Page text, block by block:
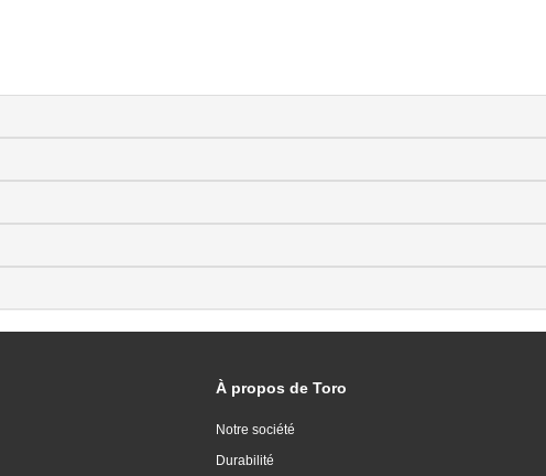
À propos de Toro
Notre société
Durabilité